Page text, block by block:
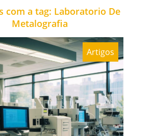
com a tag: Laboratorio De
Metalografia
Artigos